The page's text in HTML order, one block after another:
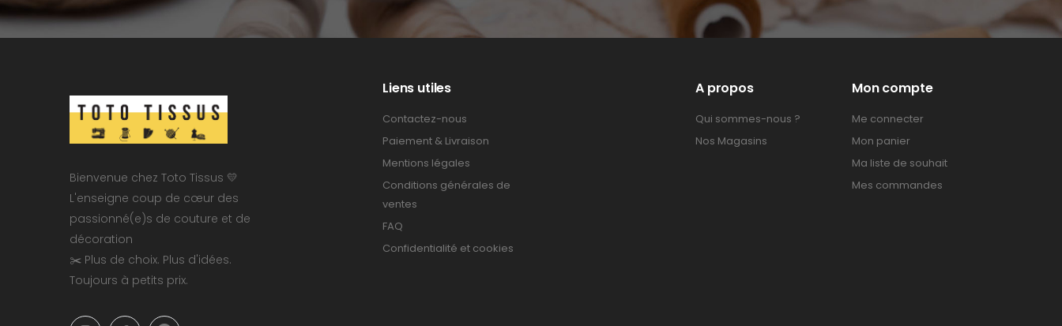
Bienvenue chez Toto Tissus 💛
L'enseigne coup de cœur des
passionné(e)s de couture et de
décoration
✂️ Plus de choix. Plus d'idées.
Toujours à petits prix.
Liens utiles
Contactez-nous
Paiement & Livraison
Mentions légales
Conditions générales de
ventes
FAQ
Confidentialité et cookies
A propos
Qui sommes-nous ?
Nos Magasins
Mon compte
Me connecter
Mon panier
Ma liste de souhait
Mes commandes